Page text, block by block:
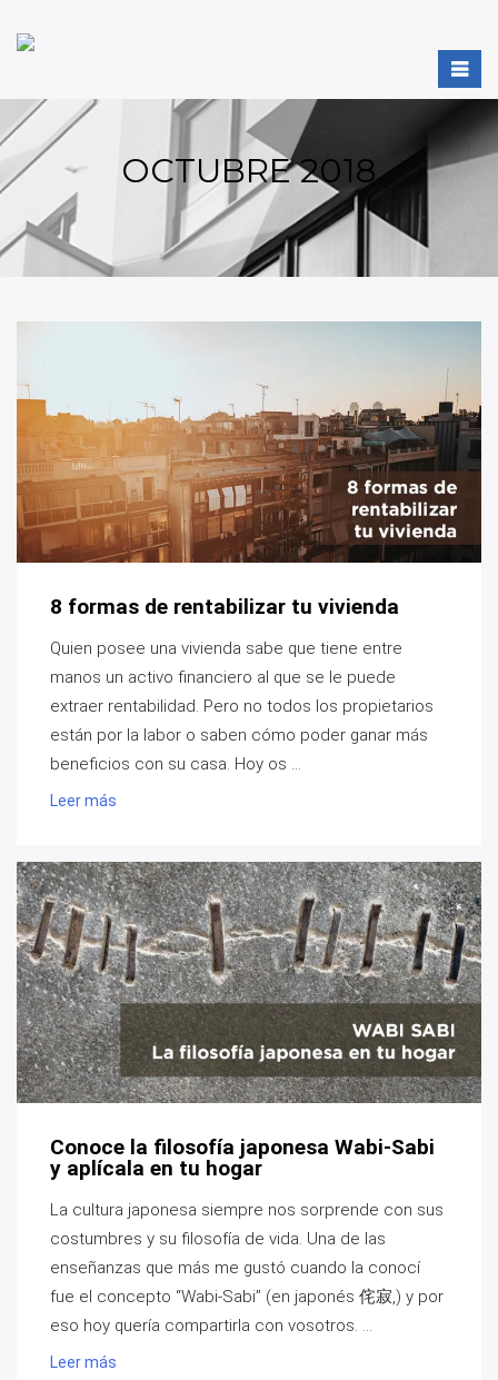
OCTUBRE 2018
8 formas de rentabilizar tu vivienda
Quien posee una vivienda sabe que tiene entre
manos un activo financiero al que se le puede
extraer rentabilidad. Pero no todos los propietarios
están por la labor o saben cómo poder ganar más
beneficios con su casa. Hoy os ...
Leer más
Conoce la filosofía japonesa Wabi-Sabi
y aplícala en tu hogar
La cultura japonesa siempre nos sorprende con sus
costumbres y su filosofía de vida. Una de las
enseñanzas que más me gustó cuando la conocí
fue el concepto “Wabi-Sabi” (en japonés 侘寂,) y por
eso hoy quería compartirla con vosotros. ...
Leer más